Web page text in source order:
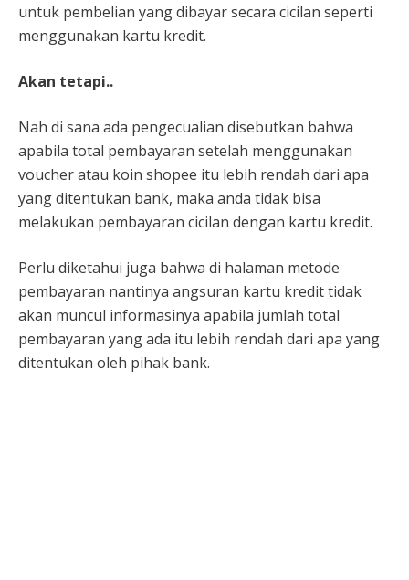
untuk pembelian yang dibayar secara cicilan seperti
menggunakan kartu kredit.
Akan tetapi..
Nah di sana ada pengecualian disebutkan bahwa
apabila total pembayaran setelah menggunakan
voucher atau koin shopee itu lebih rendah dari apa
yang ditentukan bank, maka anda tidak bisa
melakukan pembayaran cicilan dengan kartu kredit.
Perlu diketahui juga bahwa di halaman metode
pembayaran nantinya angsuran kartu kredit tidak
akan muncul informasinya apabila jumlah total
pembayaran yang ada itu lebih rendah dari apa yang
ditentukan oleh pihak bank.